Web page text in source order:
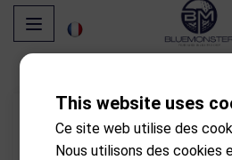
This website uses
Ce site web utilise des
Nous utilisons des cookies